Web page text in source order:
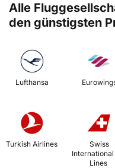
Alle
den günstigsten
Lufthansa
Turkish Airlines
Lines